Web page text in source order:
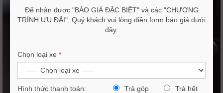
Để nhận được "BÁO GIÁ ĐẶC BIỆT" và các "CHƯƠNG
TRÌNH ƯU ĐÃI", Quý khách vui lòng điền form báo giá dưới
đây:
Chọn loại xe *
Hình thức thanh toán: Trả góp Trả hết